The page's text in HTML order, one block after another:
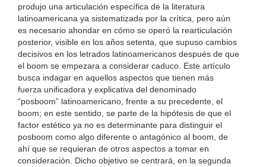
produjo una articulación específica de la literatura
latinoamericana ya sistematizada por la crítica, pero aún
es necesario ahondar en cómo se operó la rearticulación
posterior, visible en los años setenta, que supuso cambios
decisivos en los letrados latinoamericanos después de que
el boom se empezara a considerar caduco. Este artículo
busca indagar en aquellos aspectos que tienen más
fuerza unificadora y explicativa del denominado
“posboom” latinoamericano, frente a su precedente, el
boom; en este sentido, se parte de la hipótesis de que el
factor estético ya no es determinante para distinguir el
posboom como algo diferente o antagónico al boom, de
ahí que se requieran de otros aspectos a tomar en
consideración. Dicho objetivo se centrará, en la segunda